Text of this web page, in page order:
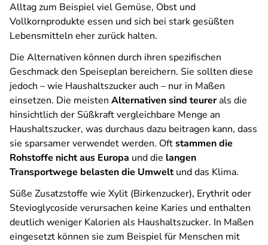
Alltag zum Beispiel viel Gemüse, Obst und
Vollkornprodukte essen und sich bei stark gesüßten
Lebensmitteln eher zurück halten.
Die Alternativen können durch ihren spezifischen
Geschmack den Speiseplan bereichern. Sie sollten diese
jedoch – wie Haushaltszucker auch – nur in Maßen
einsetzen. Die meisten Alternativen sind teurerals die
hinsichtlich der Süßkraft vergleichbare Menge an
Haushaltszucker, was durchaus dazu beitragen kann, dass
sie sparsamer verwendet werden. Oftstammen die
Rohstoffe nicht aus Europa und die langen
Transportwege belasten die Umweltund das Klima.
Süße Zusatzstoffe wie Xylit (Birkenzucker), Erythrit oder
Stevioglycoside verursachen keine Karies und enthalten
deutlich weniger Kalorien als Haushaltszucker. In Maßen
eingesetzt können sie zum Beispiel für Menschen mit